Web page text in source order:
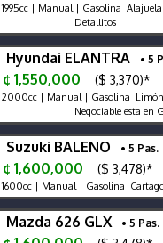
1995cc | Manual | Gasolina Alajuela
Detallitos
Hyundai ELANTRA • 5
¢ 1,550,000
($ 3,370)*
2000cc | Manual | Gasolina Limón
Negociable esta en
Suzuki BALENO • 5 Pas.
¢ 1,600,000
($ 3,478)*
1600cc | Manual | Gasolina
Mazda 626 GLX • 5 Pas.